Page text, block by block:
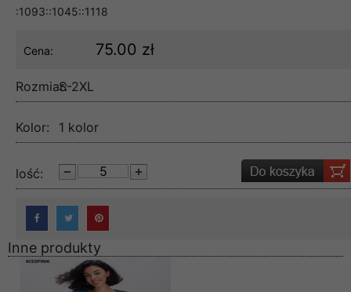
:1093::1045::1118
Cena: 75.00 zł
Rozmiar:S-2XL
Kolor: 1 kolor
lość:
Inne produkty